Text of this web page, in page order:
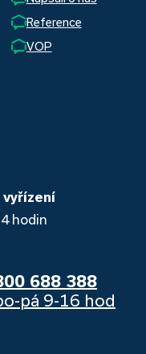
Reference
VOP
vyřízení
hodin
688 388
pá 9-16 hod